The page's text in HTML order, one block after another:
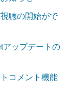
聴の開始がで
アップデートの
コメント機能